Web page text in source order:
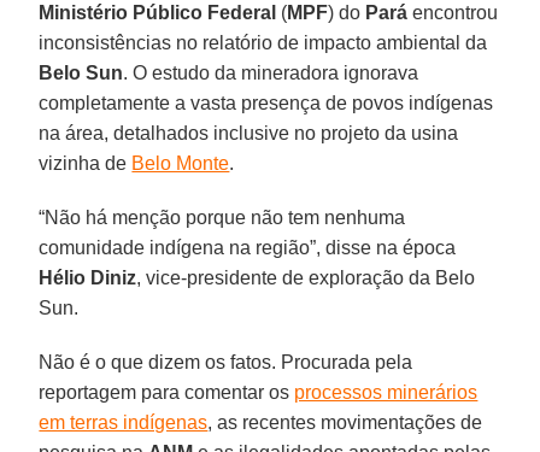
Ministério Público Federal (MPF) do Paráencontrou
inconsistências no relatório de impacto ambiental da
Belo Sun. O estudo da mineradora ignorava
completamente a vasta presença de povos indígenas
na área, detalhados inclusive no projeto da usina
vizinha de Belo Monte.
“Não há menção porque não tem nenhuma
comunidade indígena na região”, disse na época
Hélio Diniz, vice-presidente de exploração da Belo
Sun.
Não é o que dizem os fatos. Procurada pela
reportagem para comentar os processos minerários
em terras indígenas, as recentes movimentações de